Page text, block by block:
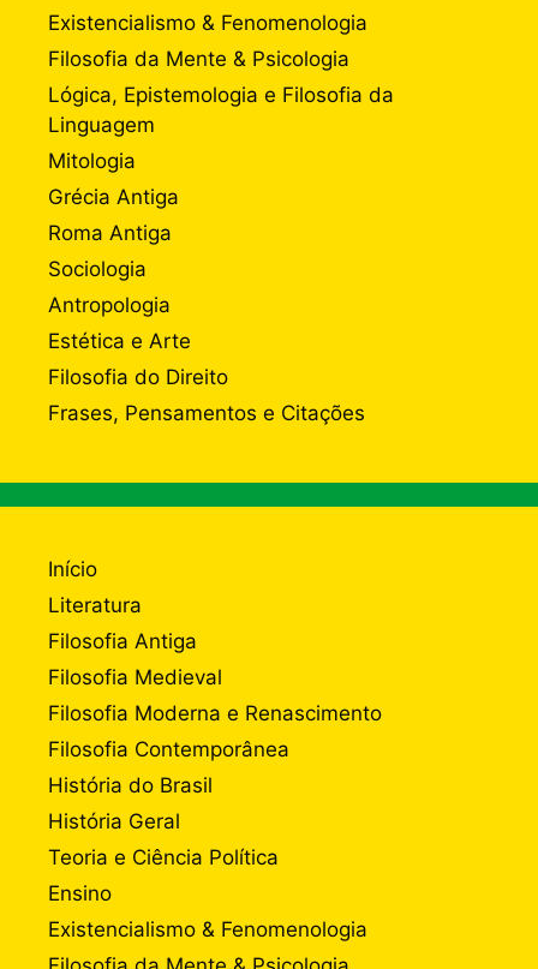
Existencialismo & Fenomenologia
Filosofia da Mente & Psicologia
Lógica, Epistemologia e Filosofia da
Linguagem
Mitologia
Grécia Antiga
Roma Antiga
Sociologia
Antropologia
Estética e Arte
Filosofia do Direito
Frases, Pensamentos e Citações
Início
Literatura
Filosofia Antiga
Filosofia Medieval
Filosofia Moderna e Renascimento
Filosofia Contemporânea
História do Brasil
História Geral
Teoria e Ciência Política
Ensino
Existencialismo & Fenomenologia